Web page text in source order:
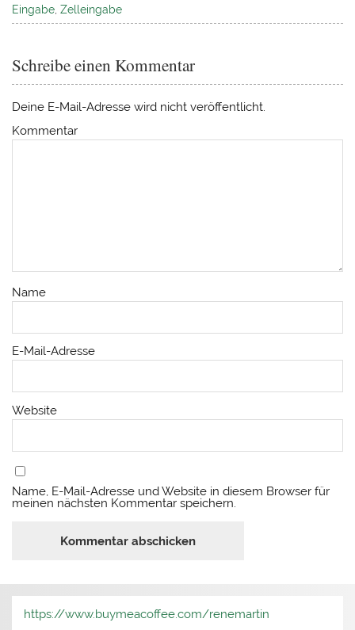
Eingabe ,Zelleingabe
Schreibe einen Kommentar
Deine E-Mail-Adresse wird nicht veröffentlicht.
Kommentar
Name
E-Mail-Adresse
Website
Name, E-Mail-Adresse und Website in diesem Browser für
meinen nächsten Kommentar speichern.
https://www.buymeacoffee.com/renemartin